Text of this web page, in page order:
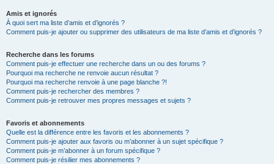
Amis et ignorés
À quoi sert ma liste d’amis et d’ignorés ?
Comment puis-je ajouter ou supprimer des utilisateurs de ma liste d’amis et d’ignorés ?
Recherche dans les forums
Comment puis-je effectuer une recherche dans un ou des forums ?
Pourquoi ma recherche ne renvoie aucun résultat ?
Pourquoi ma recherche renvoie à une page blanche ?!
Comment puis-je rechercher des membres ?
Comment puis-je retrouver mes propres messages et sujets ?
Favoris et abonnements
Quelle est la différence entre les favoris et les abonnements ?
Comment puis-je ajouter aux favoris ou m’abonner à un sujet spécifique ?
Comment puis-je m’abonner à un forum spécifique ?
Comment puis-je résilier mes abonnements ?